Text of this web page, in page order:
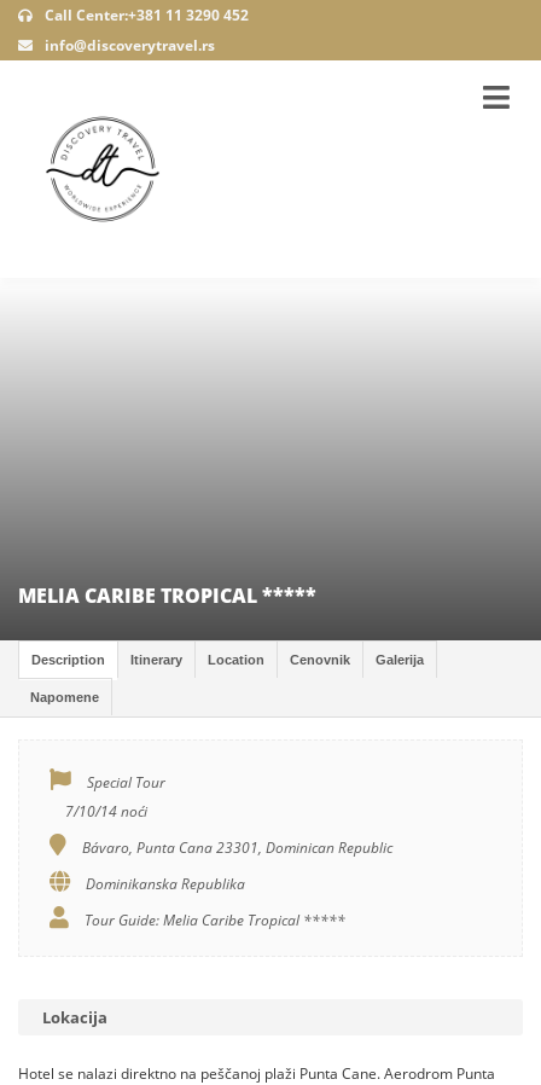
Call Center:+381 11 3290 452
info@discoverytravel.rs
MELIA CARIBE TROPICAL *****
Description Itinerary Location Cenovnik Galerija
Napomene
Special Tour
7/10/14 noći
Bávaro, Punta Cana 23301, Dominican Republic
Dominikanska Republika
Tour Guide: Melia Caribe Tropical *****
Lokacija
Hotel se nalazi direktno na peščanoj plaži Punta Cane. Aerodrom Punta